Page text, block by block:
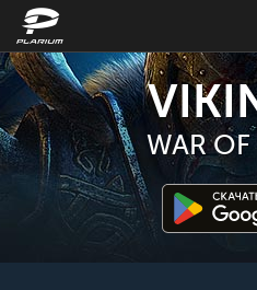
НОВОСТИ
ИГРОВАЯ ИНФОРМАЦИЯ
РУКОВОДСТВО ПО ИГРЕ
WAR